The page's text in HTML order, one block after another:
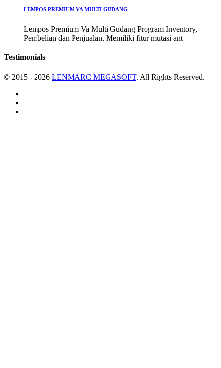
LEMPOS PREMIUM VA MULTI GUDANG
Lempos Premium Va Multi Gudang Program Inventory,
Pembelian dan Penjualan, Memiliki fitur mutasi ant
Testimonials
© 2015 - 2026 LENMARC MEGASOFT. All Rights Reserved.